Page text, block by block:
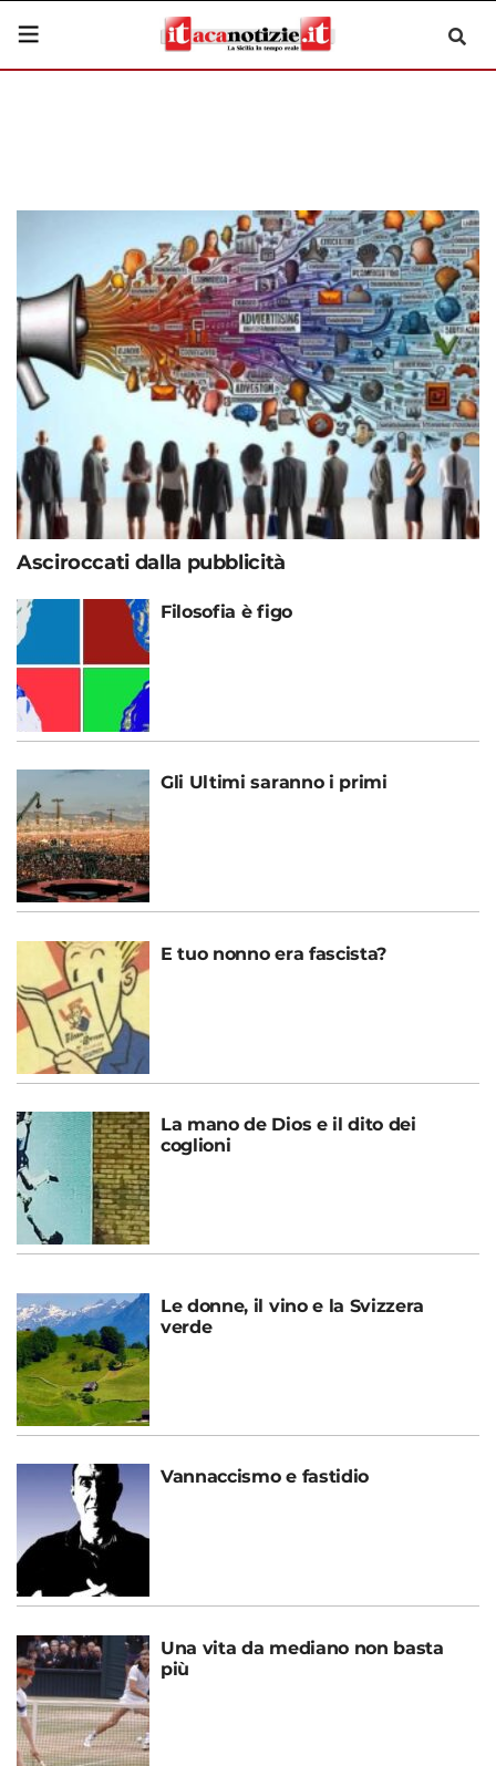
Asciroccati dalla pubblicità
Filosofia è figo
Gli Ultimi saranno i primi
E tuo nonno era fascista?
La mano de Dios e il dito dei
coglioni
Le donne, il vino e la Svizzera
verde
Vannaccismo e fastidio
Una vita da mediano non basta
più